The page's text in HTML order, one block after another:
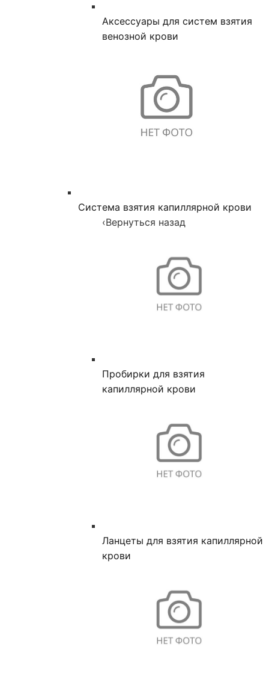
Аксессуары для систем взятия
венозной крови
Система взятия капиллярной крови
‹Вернуться назад
Пробирки для взятия
капиллярной крови
Ланцеты для взятия капиллярной
крови